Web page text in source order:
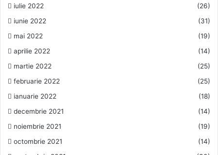
iulie 2022
(26)
iunie 2022
(31)
mai 2022
(19)
aprilie 2022
(14)
martie 2022
(25)
februarie 2022
(25)
ianuarie 2022
(18)
decembrie 2021
(14)
noiembrie 2021
(19)
octombrie 2021
(14)